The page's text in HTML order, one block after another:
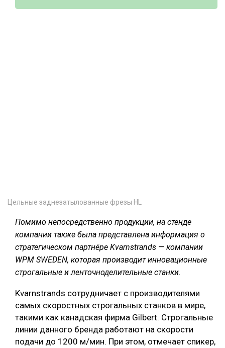
Цельные заднезатылованные фрезы HL
Помимо непосредственно продукции, на стенде
компании также была представлена информация о
стратегическом партнёре Kvarnstrands — компании
WPM SWEDEN, которая производит инновационные
строгальные и ленточноделительные станки.
Kvarnstrands сотрудничает с производителями
самых скоростных строгальных станков в мире,
такими как канадская фирма Gilbert. Строгальные
линии данного бренда работают на скорости
подачи до 1200 м/мин. При этом, отмечает спикер,